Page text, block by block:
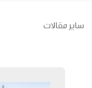
سایر مقالات